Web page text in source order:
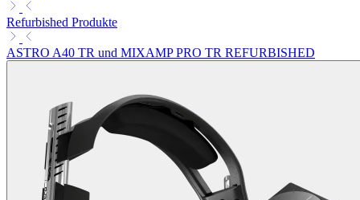
Refurbished Produkte
ASTRO A40 TR und MIXAMP PRO TR REFURBISHED